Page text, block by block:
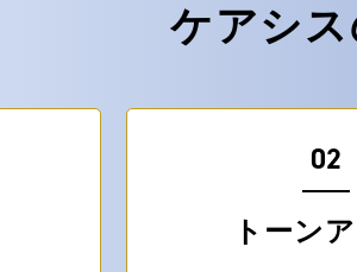
ケアシ
02
トーン